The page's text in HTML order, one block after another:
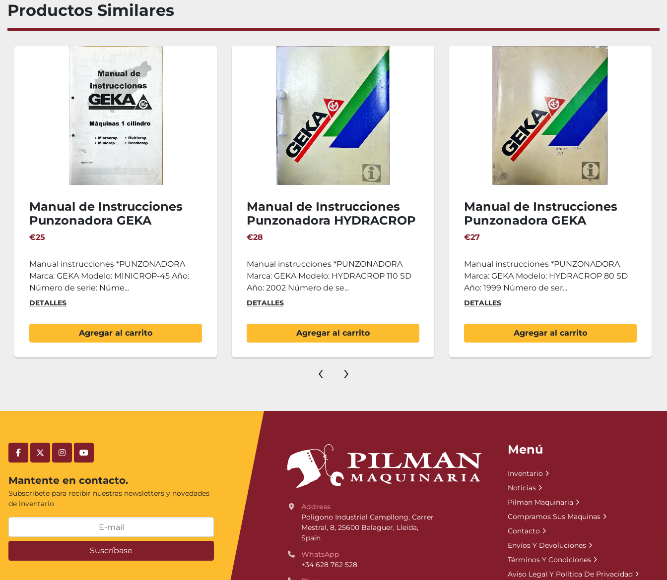
Productos Similares
Manual de Instrucciones
Punzonadora GEKA
MINICROP 45
€25
Manual instrucciones *PUNZONADORA
Marca: GEKA Modelo: MINICROP-45 Año:
Número de serie: Núme...
DETALLES
Agregar al carrito
Manual de Instrucciones
Punzonadora HYDRACROP
110 SD
€28
Manual instrucciones *PUNZONADORA
Marca: GEKA Modelo: HYDRACROP 110 SD
Año: 2002 Número de se...
DETALLES
Agregar al carrito
Manual de Instrucciones
Punzonadora GEKA
HYDRACROP 80 SD
€27
Manual instrucciones *PUNZONADORA
Marca: GEKA Modelo: HYDRACROP 80 SD
Año: 1999 Número de ser...
DETALLES
Agregar al carrito
‹ ›
facebooktwitterinstagramyoutube
Mantente en contacto.
Subscríbete para recibir nuestras newsletters y novedades
de inventario
Suscríbase
Address
Poligono Industrial Campllong, Carrer
Mestral, 8, 25600 Balaguer, Lleida,
Spain
WhatsApp
+34 628 762 528
Menú
Inventario
Noticias
Pilman Maquinaria
Compramos Sus Maquinas
Contacto
Envíos Y Devoluciones
Términos Y Condiciones
Aviso Legal Y Política De Privacidad